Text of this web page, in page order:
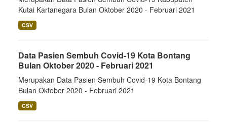
Kutai Kartanegara Bulan Oktober 2020 - Februari 2021
CSV
Data Pasien Sembuh Covid-19 Kota Bontang
Bulan Oktober 2020 - Februari 2021
Merupakan Data Pasien Sembuh Covid-19 Kota Bontang
Bulan Oktober 2020 - Februari 2021
CSV